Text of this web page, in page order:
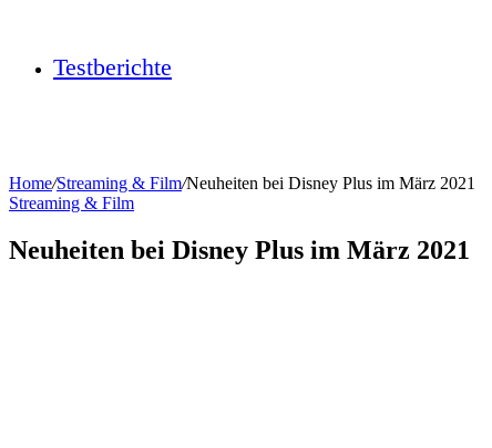
Testberichte
Home/Streaming & Film/Neuheiten bei Disney Plus im März 2021
Streaming & Film
Neuheiten bei Disney Plus im März 2021